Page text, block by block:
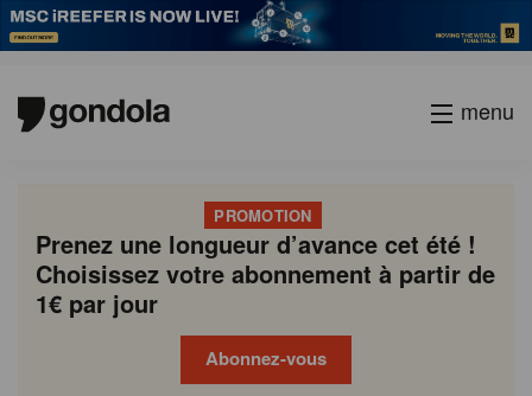
menu
PROMOTION
Prenez une longueur d’avance cet été !
Choisissez votre abonnement à partir de
1€ par jour
Abonnez-vous